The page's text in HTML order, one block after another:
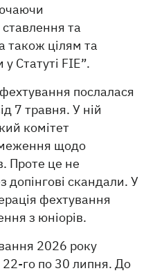
та
також цілям та
Статуті FIE”.
послалася
7 травня. У ній
комітет
щодо
Проте це не
допінгові скандали. У
фехтування
з юніорів.
2026 року
22-го по 30 липня. До